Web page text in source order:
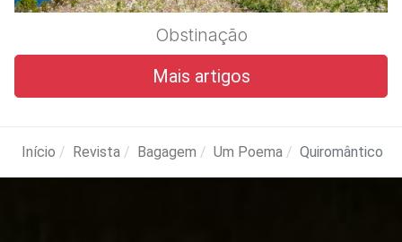
Obstinação
Mais artigos
Início Revista Bagagem Um Poema Quiromântico